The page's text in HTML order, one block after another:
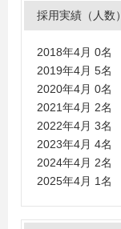
＜短大・高専・
大阪キリスト教
採用実績（人数）
2018年4月 0名
2019年4月 5名
2020年4月 0名
2021年4月 2名
2022年4月 3名
2023年4月 4名
2024年4月 2名
2025年4月 1名